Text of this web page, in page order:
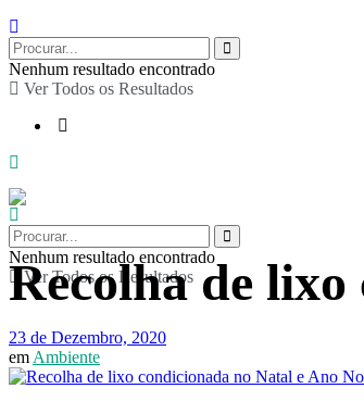
Nenhum resultado encontrado
Ver Todos os Resultados
Nenhum resultado encontrado
Ver Todos os Resultados
Recolha de
23 de Dezembro, 2020
em Ambiente